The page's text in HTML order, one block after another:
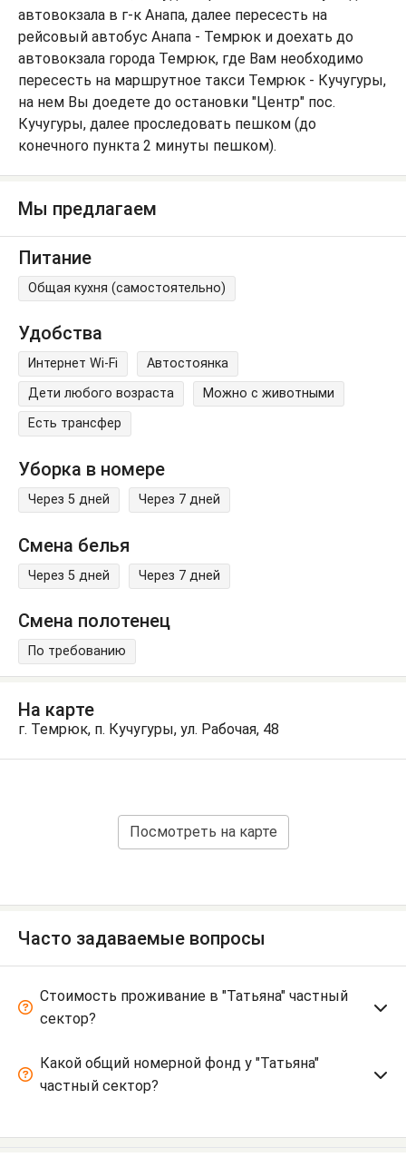
автовокзала в г-к Анапа, далее пересесть на
рейсовый автобус Анапа - Темрюк и доехать до
автовокзала города Темрюк, где Вам необходимо
пересесть на маршрутное такси Темрюк - Кучугуры,
на нем Вы доедете до остановки "Центр" пос.
Кучугуры, далее проследовать пешком (до
конечного пункта 2 минуты пешком).
Мы предлагаем
Питание
Общая кухня (самостоятельно)
Удобства
Интернет Wi-Fi
Автостоянка
Дети любого возраста
Можно с животными
Есть трансфер
Уборка в номере
Через 5 дней Через 7 дней
Смена белья
Через 5 дней Через 7 дней
Смена полотенец
По требованию
На карте
г. Темрюк, п. Кучугуры, ул. Рабочая, 48
Посмотреть на карте
Часто задаваемые вопросы
Стоимость проживание в "Татьяна" частный
сектор?
Какой общий номерной фонд у "Татьяна"
частный сектор?